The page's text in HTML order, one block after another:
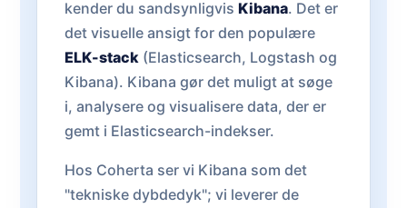
kender du sandsynligvis Kibana. Det er
det visuelle ansigt for den populære
ELK-stack (Elasticsearch, Logstash og
Kibana). Kibana gør det muligt at søge
i, analysere og visualisere data, der er
gemt i Elasticsearch-indekser.
Hos Coherta ser vi Kibana som det
"tekniske dybdedyk"; vi leverer de